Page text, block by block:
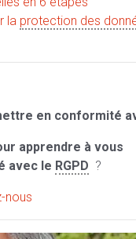
la protection des
en conformité
apprendre à vous
avec le RGPD ?
nous